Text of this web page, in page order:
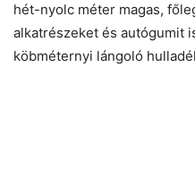
hét-nyolc méter magas,
alkatrészeket és autógumit
köbméternyi lángoló
Chat